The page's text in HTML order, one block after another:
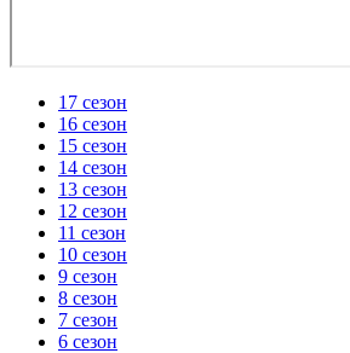
17 сезон
16 сезон
15 сезон
14 сезон
13 сезон
12 сезон
11 сезон
10 сезон
9 сезон
8 сезон
7 сезон
6 сезон